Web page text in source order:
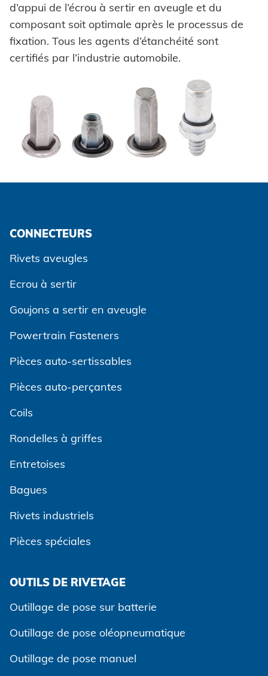
d’appui de l’écrou à sertir en aveugle et du
composant soit optimale après le processus de
fixation. Tous les agents d’étanchéité sont
certifiés par l’industrie automobile.
CONNECTEURS
Rivets aveugles
Ecrou à sertir
Goujons a sertir en aveugle
Powertrain Fasteners
Pièces auto-sertissables
Pièces auto-perçantes
Coils
Rondelles à griffes
Entretoises
Bagues
Rivets industriels
Pièces spéciales
OUTILS DE RIVETAGE
Outillage de pose sur batterie
Outillage de pose oléopneumatique
Outillage de pose manuel